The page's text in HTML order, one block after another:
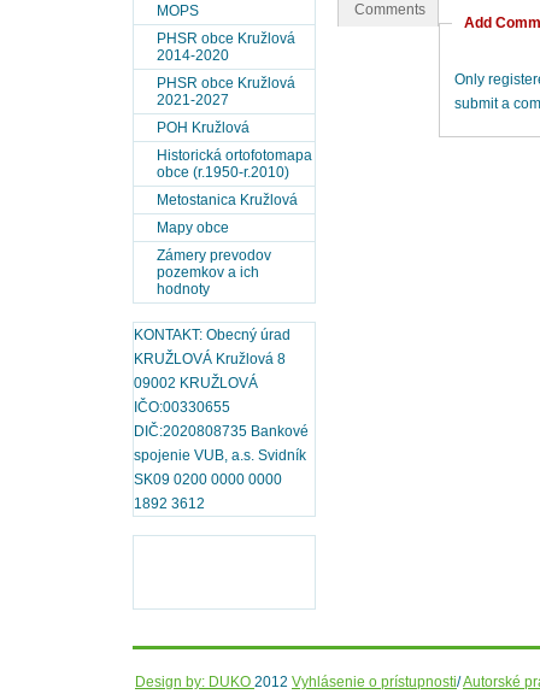
MOPS
PHSR obce Kružlová
2014-2020
PHSR obce Kružlová
2021-2027
POH Kružlová
Historická ortofotomapa
obce (r.1950-r.2010)
Metostanica Kružlová
Mapy obce
Zámery prevodov
pozemkov a ich
hodnoty
KONTAKT: Obecný úrad
KRUŽLOVÁ Kružlová 8
09002 KRUŽLOVÁ
IČO:00330655
DIČ:2020808735 Bankové
spojenie VUB, a.s. Svidník
SK09 0200 0000 0000
1892 3612
Comments
Add
Only
submit a
Design by: DUKO 2012 Vyhlásenie o prístupnosti/Autorské